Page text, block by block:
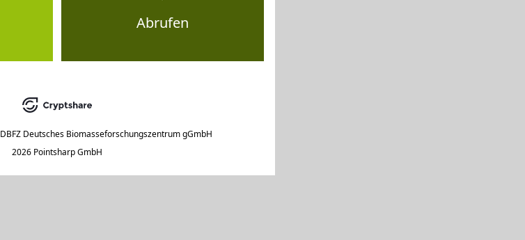
Abrufen
DBFZ Deutsches Biomasseforschungszentrum gGmbH
2026 Pointsharp GmbH